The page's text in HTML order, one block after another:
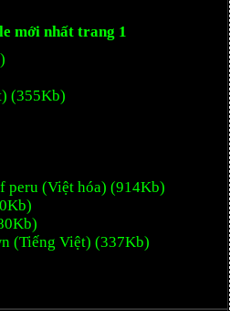
mới nhất trang 1
(355Kb)
peru (Việt hóa) (914Kb)
(Tiếng Việt) (337Kb)